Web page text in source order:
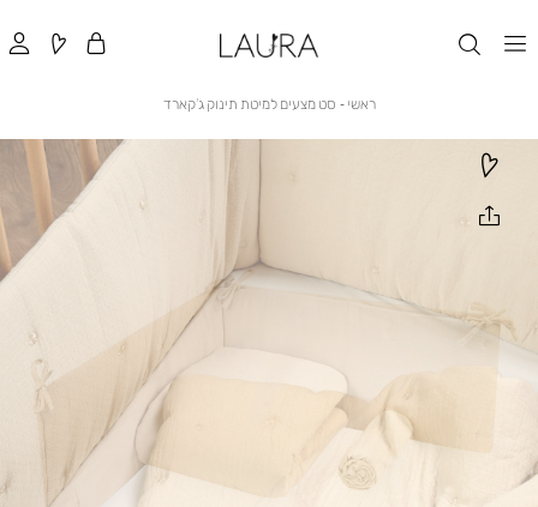
ראשי ראשי
סט מצעים למיטת תינוק ג’קארדסט
למיטת